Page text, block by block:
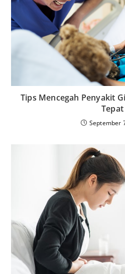
Tips Mencegah Penyakit
Tepat
September